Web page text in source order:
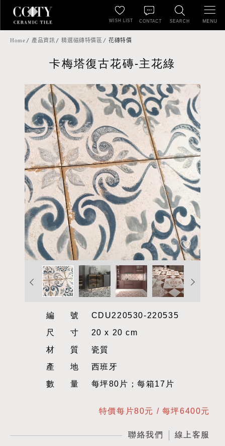
SEARCH
WISH LIST CONTACT MENU
Home 產品資訊 精選磁磚特價區 花磚特價
卡梅塔復古花磚-主花綠
編號CDU220530-220535
尺寸20 x 20 cm
材質瓷質
產地西班牙
數量每坪80片；每箱17片
特價每片80元 / 每坪6400元
聯絡我們 線上客服